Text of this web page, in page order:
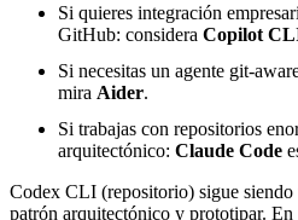
Si quieres integración
GitHub: considera Copilot
Si necesitas un agente git-
mira Aider.
Si trabajas con repositorios
arquitectónico: Claude Code
Codex CLI (repositorio) sigue siendo
patrón arquitectónico y prototipar. En